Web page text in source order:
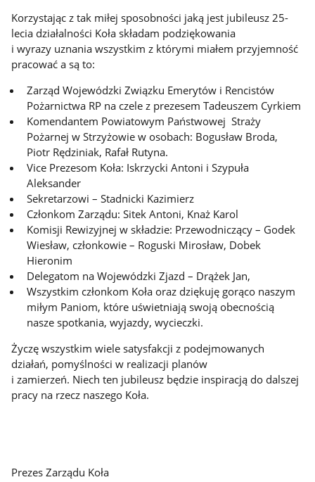
Korzystając z tak miłej sposobności jaką jest jubileusz 25-
lecia działalności Koła składam podziękowania
i wyrazy uznania wszystkim z którymi miałem przyjemność
pracować a są to:
Zarząd Wojewódzki Związku Emerytów i Rencistów
Pożarnictwa RP na czele z prezesem Tadeuszem Cyrkiem
Komendantem Powiatowym Państwowej Straży
Pożarnej w Strzyżowie w osobach: Bogusław Broda,
Piotr Rędziniak, Rafał Rutyna.
Vice Prezesom Koła: Iskrzycki Antoni i Szypuła
Aleksander
Sekretarzowi – Stadnicki Kazimierz
Członkom Zarządu: Sitek Antoni, Knaż Karol
Komisji Rewizyjnej w składzie: Przewodniczący – Godek
Wiesław, członkowie – Roguski Mirosław, Dobek
Hieronim
Delegatom na Wojewódzki Zjazd – Drążek Jan,
Wszystkim członkom Koła oraz dziękuję gorąco naszym
miłym Paniom, które uświetniają swoją obecnością
nasze spotkania, wyjazdy, wycieczki.
Życzę wszystkim wiele satysfakcji z podejmowanych
działań, pomyślności w realizacji planów
i zamierzeń. Niech ten jubileusz będzie inspiracją do dalszej
pracy na rzecz naszego Koła.
Prezes Zarządu Koła